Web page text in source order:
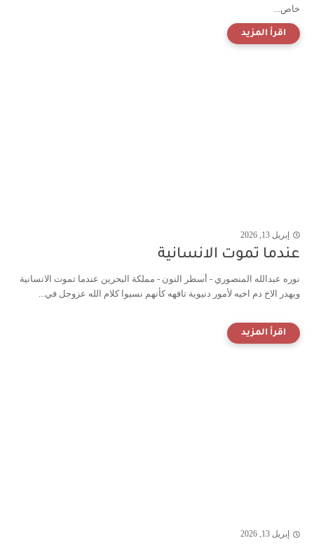
خاص...
إبريل 13, 2026
عندما تموت الانسانية
نوره عبدالله المنصوري - أسطر النون - مملكة البحرين عندما تموت الانسانية
ويهدر الاخ دم اخيه لأمور دنيوية تافهه كأنهم نسيوا كلام الله عزوجل في...
إبريل 13, 2026